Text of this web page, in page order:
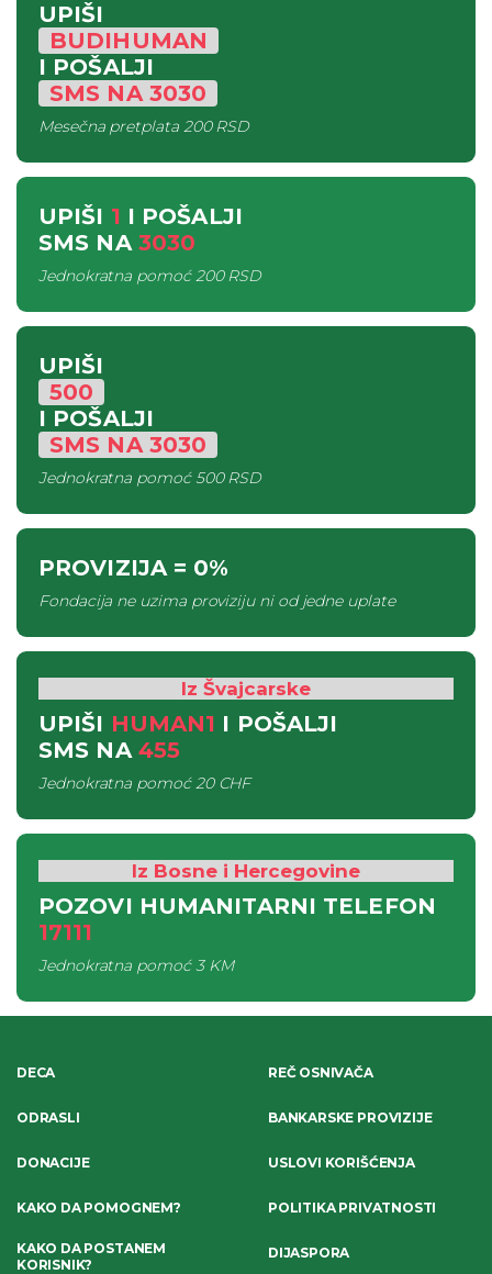
UPIŠI
BUDIHUMAN
I POŠALJI
SMS NA3030
Mesečna pretplata200 RSD
UPIŠI 1 I POŠALJI
SMS NA 3030
Jednokratna pomoć200 RSD
UPIŠI
500
I POŠALJI
SMS NA3030
Jednokratna pomoć500 RSD
PROVIZIJA= 0%
Fondacija ne uzima proviziju ni od jedne uplate
Iz Švajcarske
UPIŠI HUMAN1 I POŠALJI
SMS NA 455
Jednokratna pomoć20 CHF
Iz Bosne i Hercegovine
POZOVI HUMANITARNI TELEFON
17111
Jednokratna pomoć3 KM
DECA
ODRASLI
DONACIJE
KAKO DA POMOGNEM?
KAKO DA POSTANEM
KORISNIK?
REČ OSNIVAČA
BANKARSKE PROVIZIJE
USLOVI KORIŠĆENJA
POLITIKA PRIVATNOSTI
DIJASPORA